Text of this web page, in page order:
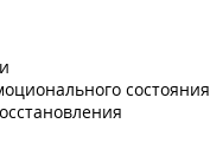
состояния